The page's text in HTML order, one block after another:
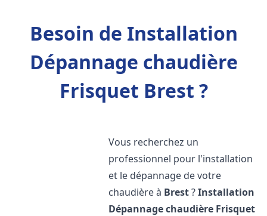
Besoin de Installation
Dépannage chaudière
Frisquet Brest ?
Vous recherchez un
professionnel pour l'installation
et le dépannage de votre
chaudière à Brest?Installation
Dépannage chaudière Frisquet